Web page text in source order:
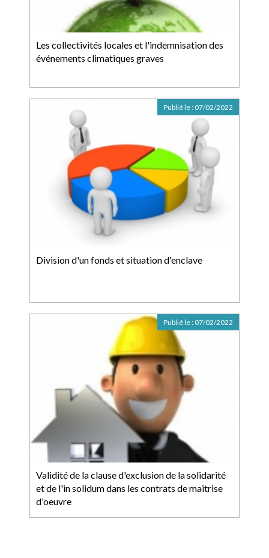
Les collectivités locales et l'indemnisation des
événements climatiques graves
Division d'un fonds et situation d'enclave
Publié le : 07/02/2022
Validité de la clause d'exclusion de la solidarité
et de l'in solidum dans les contrats de maitrise
d'oeuvre
Publié le : 07/02/2022